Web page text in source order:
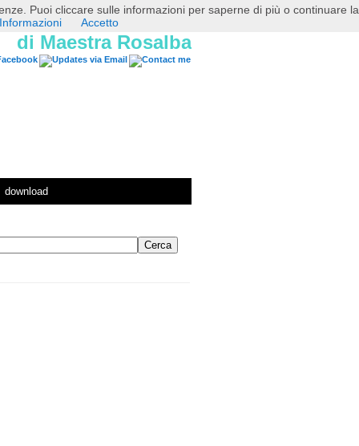
di Maestra Rosalba
download
Puoi cliccare sulle informazioni per saperne di più o continuare la
Accetto